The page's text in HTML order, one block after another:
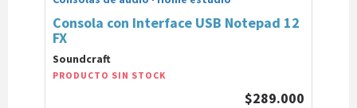
Consola con Interface USB Notepad 12
FX
Soundcraft
PRODUCTO SIN STOCK
$289.000